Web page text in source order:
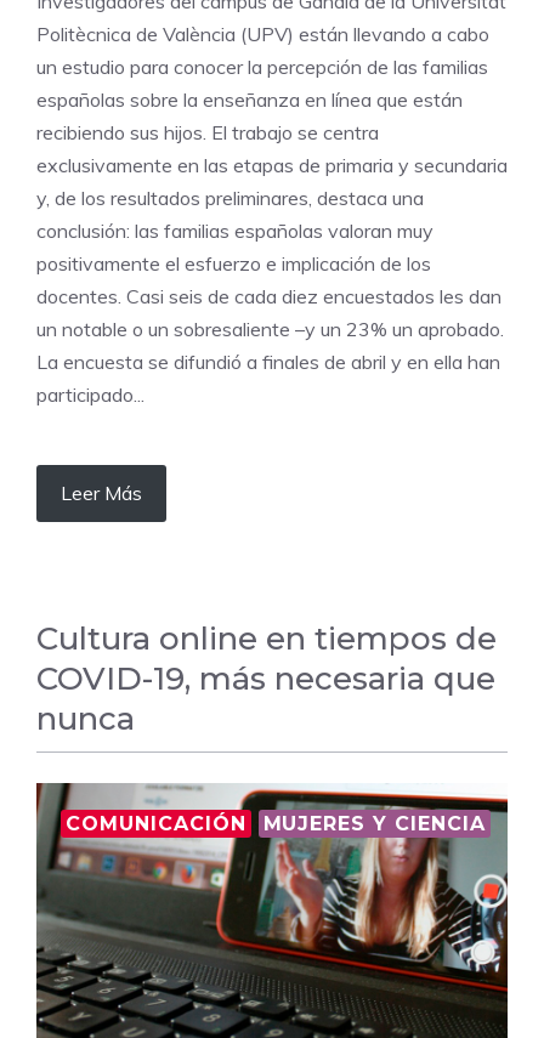
Politècnica de València (UPV) están llevando a cabo
un estudio para conocer la percepción de las familias
españolas sobre la enseñanza en línea que están
recibiendo sus hijos. El trabajo se centra
exclusivamente en las etapas de primaria y secundaria
y, de los resultados preliminares, destaca una
conclusión: las familias españolas valoran muy
positivamente el esfuerzo e implicación de los
docentes. Casi seis de cada diez encuestados les dan
un notable o un sobresaliente –y un 23% un aprobado.
La encuesta se difundió a finales de abril y en ella han
participado...
Leer Más
Cultura online en tiempos de
COVID-19, más necesaria que
nunca
COMUNICACIÓN MUJERES Y CIENCIA